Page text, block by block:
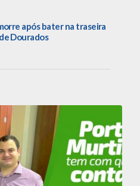
após bater na traseira
Dourados